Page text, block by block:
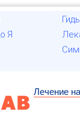
Я
Лечение